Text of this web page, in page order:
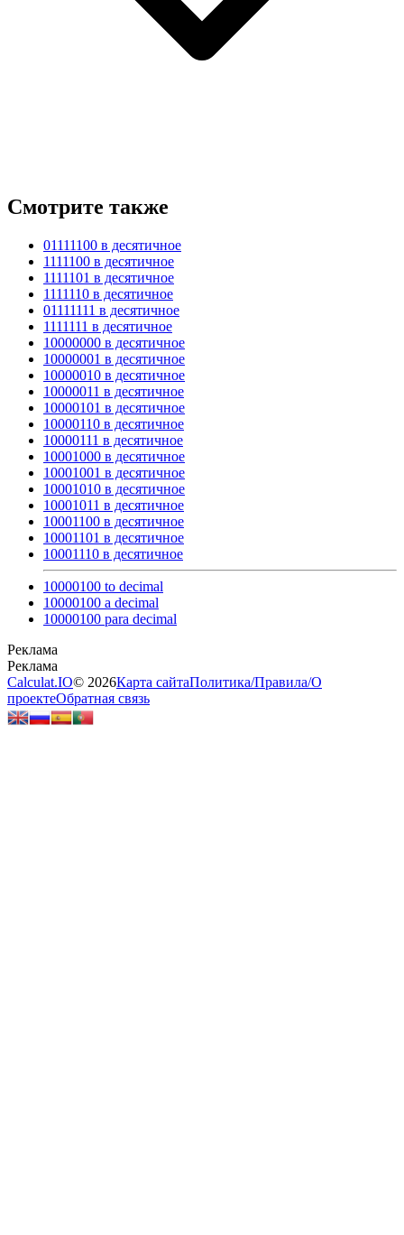
Смотрите также
01111100 в десятичное
1111100 в десятичное
1111101 в десятичное
1111110 в десятичное
01111111 в десятичное
1111111 в десятичное
10000000 в десятичное
10000001 в десятичное
10000010 в десятичное
10000011 в десятичное
10000101 в десятичное
10000110 в десятичное
10000111 в десятичное
10001000 в десятичное
10001001 в десятичное
10001010 в десятичное
10001011 в десятичное
10001100 в десятичное
10001101 в десятичное
10001110 в десятичное
10000100 to decimal
10000100 a decimal
10000100 para decimal
Calculat.IO© 2026Карта сайтаПолитика/Правила/О
проектеОбратная связь